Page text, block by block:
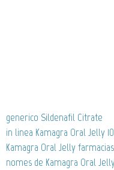
generico Sildenafil Citrate
in linea Kamagra Oral Jelly
Kamagra Oral Jelly
nomes de Kamagra Oral